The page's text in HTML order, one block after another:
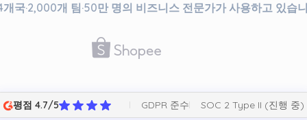
개국·2,000개 팀·50만 명의 비즈니스 전문가가 사용하고 있습
평점 4.7/5 GDPR 준수 SOC 2 Type II (진행 중)